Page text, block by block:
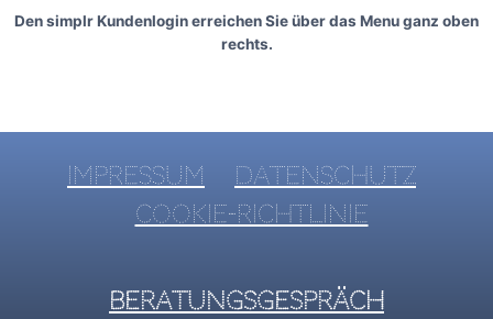
Den simplr Kundenlogin erreichen Sie über das Menu ganz oben
rechts.
Impressum
Datenschutz
Cookie-Richtlinie
Beratungsgespräch